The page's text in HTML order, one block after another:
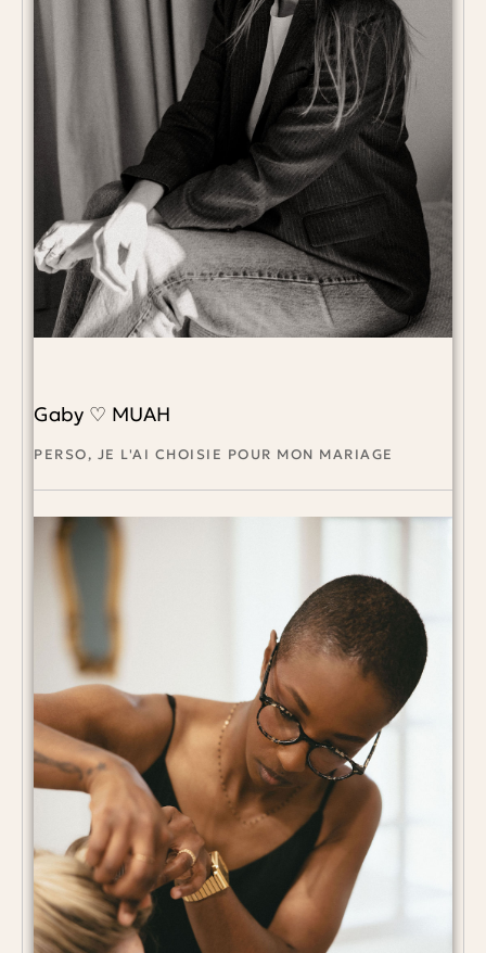
Gaby ♡ MUAH
PERSO, JE L'AI CHOISIE POUR MON MARIAGE